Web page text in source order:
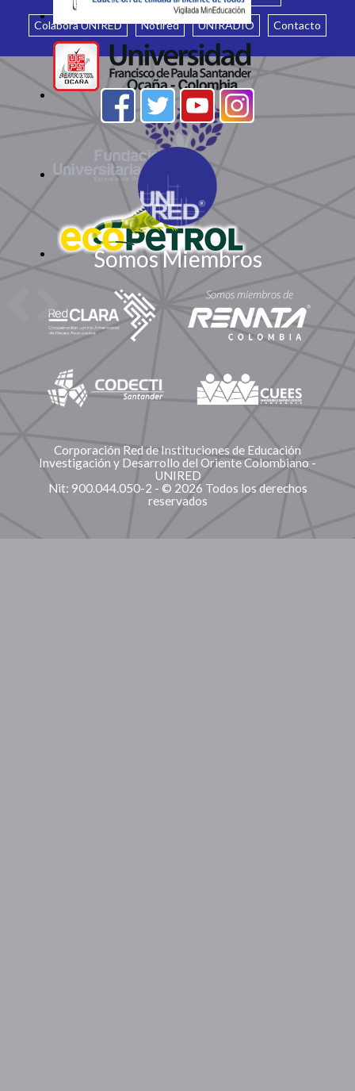
Colabora UNIRED Notired UNIRADIO Contacto
Somos Miembros
Corporación Red de Instituciones de Educación
Investigación y Desarrollo del Oriente Colombiano -
UNIRED
Nit: 900.044.050-2 - © 2026 Todos los derechos
reservados